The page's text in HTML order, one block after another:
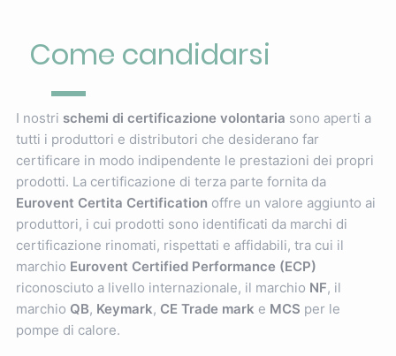
Come candidarsi
I nostri schemi di certificazione volontaria sono aperti a
tutti i produttori e distributori che desiderano far
certificare in modo indipendente le prestazioni dei propri
prodotti. La certificazione di terza parte fornita da
Eurovent Certita Certification offre un valore aggiunto ai
produttori, i cui prodotti sono identificati da marchi di
certificazione rinomati, rispettati e affidabili, tra cui il
marchio Eurovent Certified Performance (ECP)
riconosciuto a livello internazionale, il marchio NF, il
marchio QB, Keymark, CE Trade mark e MCS per le
pompe di calore.